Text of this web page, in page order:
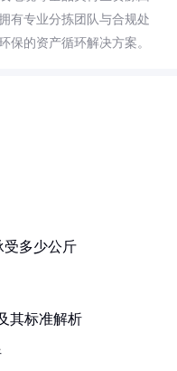
有专业分拣团队与合规处
保的资产循环解决方案。
受多少公斤
其标准解析